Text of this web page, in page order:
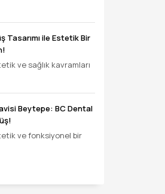
Tasarımı ile Estetik Bir
ve sağlık kavramları
Beytepe: BC Dental
ve fonksiyonel bir